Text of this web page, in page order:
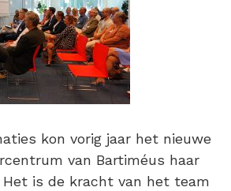
kon vorig jaar het nieuwe
van Bartiméus haar
Het is de kracht van het team